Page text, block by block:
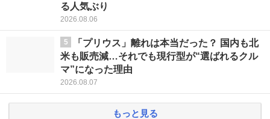
る人気ぶり
2026.08.06
5
「プリウス」離れは本当だった？ 国内も北
米も販売減…それでも現行型が“選ばれるクル
マ”になった理由
2026.08.07
もっと見る